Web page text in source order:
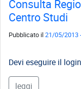
Consulta
Centro Studi
Pubblicato il21/05/2013
Devi eseguire il
leggi